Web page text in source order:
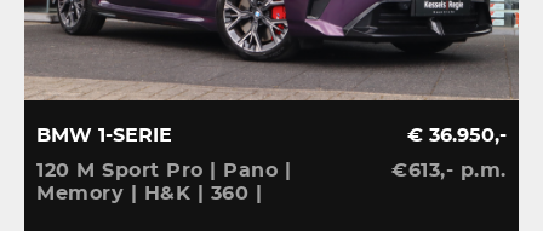
BMW 1-SERIE
120 M Sport Pro | Pano |
Memory | H&K | 360 |
€ 36.950,-
€613,- p.m.